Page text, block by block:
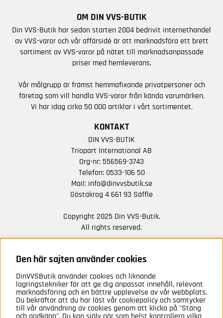
OM DIN VVS-BUTIK
Din VVS-Butik har sedan starten 2004 bedrivit internethandel
av VVS-varor och vår affärsidé är att marknadsföra ett brett
sortiment av VVS-varor på nätet till marknadsanpassade
priser med hemleverans.
Vår målgrupp är främst hemmafixande privatpersoner och
företag som vill handla VVS-varor från kända varumärken.
Vi har idag cirka 50 000 artiklar i vårt sortimentet.
KONTAKT
DIN VVS-BUTIK
Triopart International AB
Org-nr: 556569-3743
Telefon: 0533-106 50
Mail: info@dinvvsbutik.se
Göstakrog 4 661 93 Säffle
Copyright 2025 Din VVS-Butik.
All rights reserved.
NYHETER FRÅN OSS
Anmäl mig
Den här sajten använder cookies
DinVVSButik använder cookies och liknande
lagringstekniker för att ge dig anpassat innehåll, relevant
marknadsföring och en bättre upplevelse av vår webbplats.
Du bekräftar att du har läst vår cookiepolicy och samtycker
till vår användning av cookies genom att klicka på "Stäng
och godkänn". Du kan själv när som helst kontrollera vilka